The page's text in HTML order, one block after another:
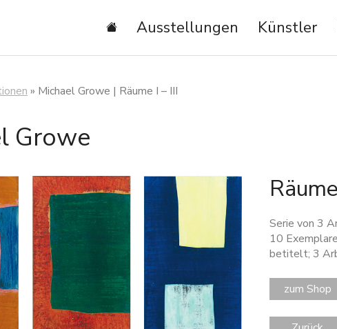
Ausstellungen Künstler
» Michael Growe | Räume I – III
Growe
Serie von 3
10
betitelt; 3
zum Shop